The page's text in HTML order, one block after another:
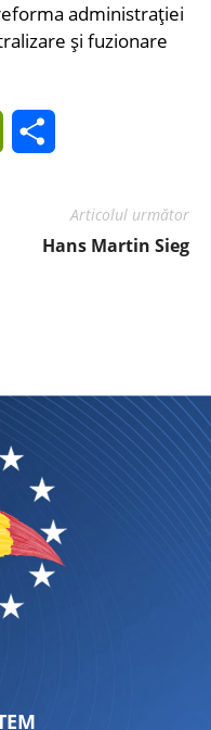
administrației
și fuzionare
PrintFriendly
Articolul următor
Hans Martin Sieg